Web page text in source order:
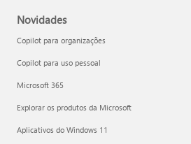
Novidades
Copilot para organizações
Copilot para uso pessoal
Microsoft 365
Explorar os produtos da Microsoft
Aplicativos do Windows 11